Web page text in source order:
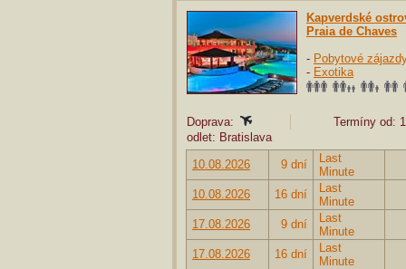
Kapverdské
Praia de Chaves
- Pobytové
- Exotika
Doprava:
Termíny od:
odlet: Bratislava
10.08.2026
9 dní
Last
Minute
10.08.2026
16 dní
Last
Minute
17.08.2026
9 dní
Last
Minute
17.08.2026
16 dní
Last
Minute